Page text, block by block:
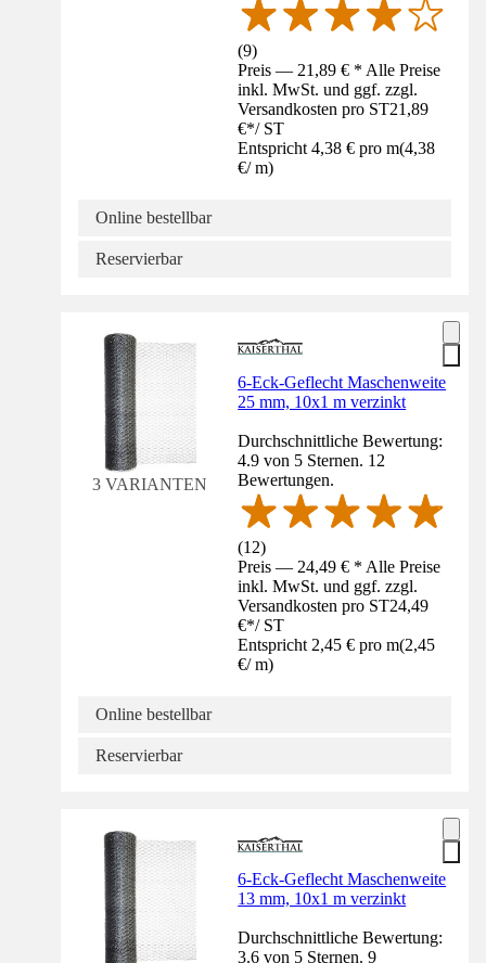
(9)
Preis — 21,89 € * Alle Preise
inkl. MwSt. und ggf. zzgl.
Versandkosten pro ST21,89
€*/ ST
Entspricht 4,38 € pro m(4,38
€/ m)
Online bestellbar
Reservierbar
3 VARIANTEN
6-Eck-Geflecht Maschenweite
25 mm, 10x1 m verzinkt
Durchschnittliche Bewertung:
4.9 von 5 Sternen. 12
Bewertungen.
(12)
Preis — 24,49 € * Alle Preise
inkl. MwSt. und ggf. zzgl.
Versandkosten pro ST24,49
€*/ ST
Entspricht 2,45 € pro m(2,45
€/ m)
Online bestellbar
Reservierbar
6-Eck-Geflecht Maschenweite
13 mm, 10x1 m verzinkt
Durchschnittliche Bewertung:
3.6 von 5 Sternen. 9